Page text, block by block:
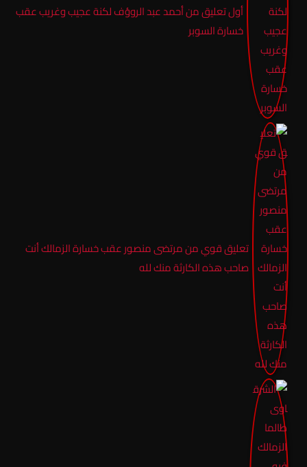
أول تعليق من أحمد عبد الروؤف لكنة عجيب وغريب عقب
خسارة السوبر
تعليق قوي من مرتضى منصور عقب خسارة الزمالك أنت
صاحب هذه الكارثة منك لله